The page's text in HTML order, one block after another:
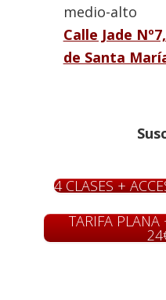
medio-alto
Calle Jade
de Santa
4 CLASES +
TARIFA